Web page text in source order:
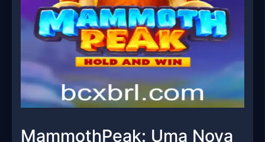
MammothPeak: Uma Nova